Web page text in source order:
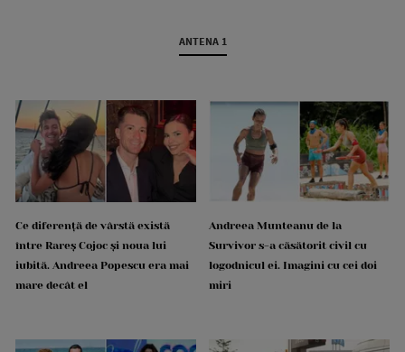
ANTENA 1
Ce diferență de vârstă există
între Rareș Cojoc și noua lui
iubită. Andreea Popescu era mai
mare decât el
Andreea Munteanu de la
Survivor s-a căsătorit civil cu
logodnicul ei. Imagini cu cei doi
miri